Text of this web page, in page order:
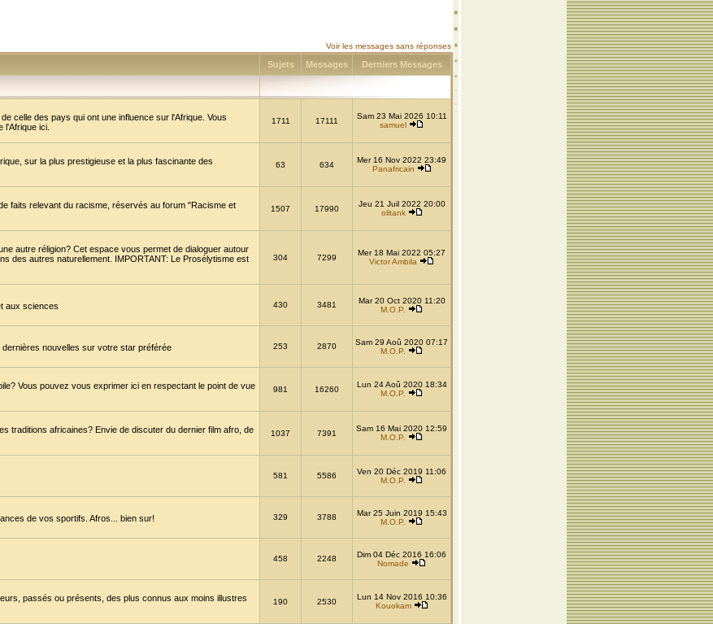
Voir les messages sans réponses
Sujets Messages Derniers Messages
celle des pays qui ont une influence sur l'Afrique. Vous
l'Afrique ici.
1711 17111
Sam 23 Mai 2026 10:11
samuel
sur la plus prestigieuse et la plus fascinante des
63 634
Mer 16 Nov 2022 23:49
Panafricain
faits relevant du racisme, réservés au forum "Racisme et
1507 17990
Jeu 21 Juil 2022 20:00
olitank
autre réligion? Cet espace vous permet de dialoguer autour
des autres naturellement. IMPORTANT: Le Prosélytisme est
304 7299
Mer 18 Mai 2022 05:27
Victor Ambila
aux sciences 430 3481
Mar 20 Oct 2020 11:20
M.O.P.
nouvelles sur votre star préférée 253 2870
Sam 29 Aoû 2020 07:17
M.O.P.
Vous pouvez vous exprimer ici en respectant le point de vue
981 16260
Lun 24 Aoû 2020 18:34
M.O.P.
traditions africaines? Envie de discuter du dernier film afro, de
1037 7391
Sam 16 Mai 2020 12:59
M.O.P.
581 5586
Ven 20 Déc 2019 11:06
M.O.P.
de vos sportifs. Afros... bien sur! 329 3788
Mar 25 Juin 2019 15:43
M.O.P.
458 2248
Dim 04 Déc 2016 16:06
Nomade
passés ou présents, des plus connus aux moins illustres
190 2530
Lun 14 Nov 2016 10:36
Kouokam